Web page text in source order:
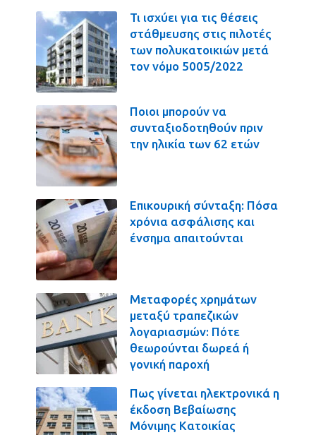
Τι ισχύει για τις θέσεις
στάθμευσης στις πιλοτές
των πολυκατοικιών μετά
τον νόμο 5005/2022
Ποιοι μπορούν να
συνταξιοδοτηθούν πριν
την ηλικία των 62 ετών
Επικουρική σύνταξη: Πόσα
χρόνια ασφάλισης και
ένσημα απαιτούνται
Μεταφορές χρημάτων
μεταξύ τραπεζικών
λογαριασμών: Πότε
θεωρούνται δωρεά ή
γονική παροχή
Πως γίνεται ηλεκτρονικά η
έκδοση Βεβαίωσης
Μόνιμης Κατοικίας